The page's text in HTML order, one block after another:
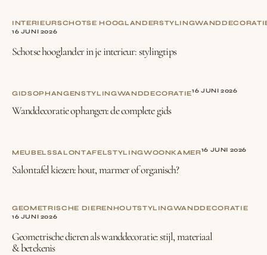
INTERIEURSCHOTSE HOOGLANDERSTYLING
16 JUNI 2026
Schotse hooglander in je interieur: stylingtips
GIDSOPHANGENSTYLINGWANDDECORATIE16 JUNI 2026
Wanddecoratie ophangen: de complete gids
MEUBELSSALONTAFELSTYLINGWOONKAMER16 JUNI 2026
Salontafel kiezen: hout, marmer of organisch?
GEOMETRISCHE DIERENHOUTSTYLINGWANDDECORATIE
16 JUNI 2026
Geometrische dieren als wanddecoratie: stijl, materiaal
& betekenis